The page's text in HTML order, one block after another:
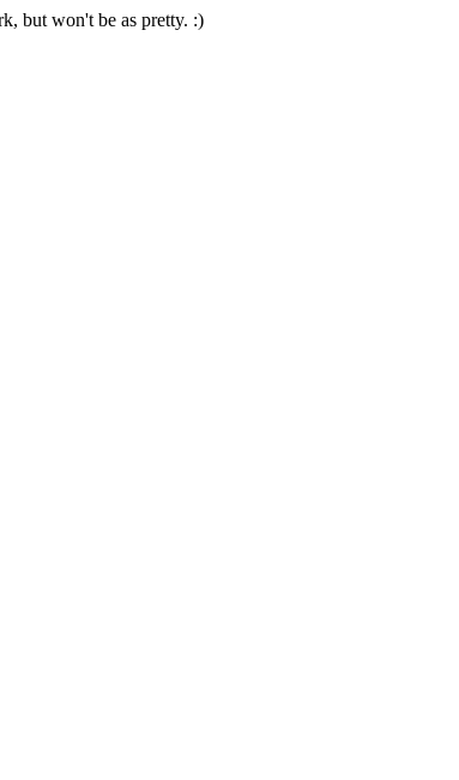
but won't be as pretty. :)